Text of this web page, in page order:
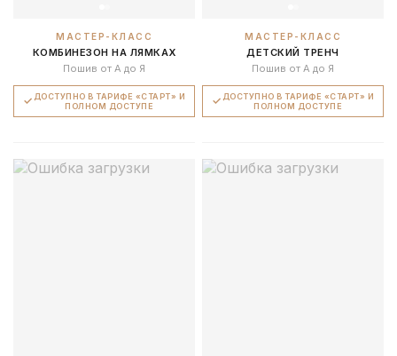
МАСТЕР-КЛАСС
КОМБИНЕЗОН НА ЛЯМКАХ
Пошив от А до Я
ДОСТУПНО В ТАРИФЕ «СТАРТ» И
ПОЛНОМ ДОСТУПЕ
МАСТЕР-КЛАСС
ДЕТСКИЙ ТРЕНЧ
Пошив от А до Я
ДОСТУПНО В ТАРИФЕ «СТАРТ» И
ПОЛНОМ ДОСТУПЕ